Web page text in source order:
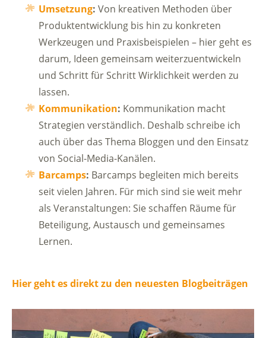
Umsetzung: Von kreativen Methoden über
Produktentwicklung bis hin zu konkreten
Werkzeugen und Praxisbeispielen – hier geht es
darum, Ideen gemeinsam weiterzuentwickeln
und Schritt für Schritt Wirklichkeit werden zu
lassen.
Kommunikation: Kommunikation macht
Strategien verständlich. Deshalb schreibe ich
auch über das Thema Bloggen und den Einsatz
von Social-Media-Kanälen.
Barcamps: Barcamps begleiten mich bereits
seit vielen Jahren. Für mich sind sie weit mehr
als Veranstaltungen: Sie schaffen Räume für
Beteiligung, Austausch und gemeinsames
Lernen.
Hier geht es direkt zu den neuesten Blogbeiträgen